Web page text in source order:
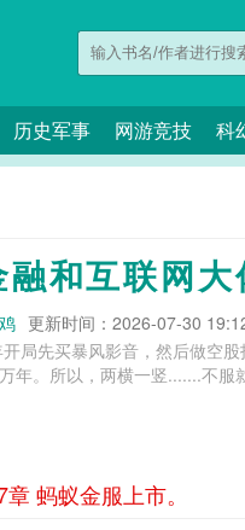
历史军事 网游竞技 科
和互联网大
更新时间：2026-07-30
局先买暴风影音，然后做空
年。所以，两横一竖.......不服
蚂蚁金服上市。